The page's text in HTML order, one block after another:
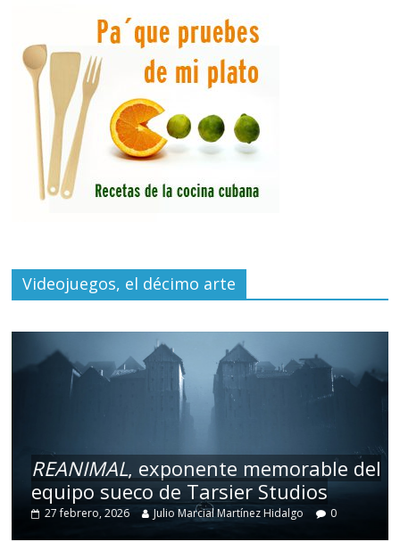
Videojuegos, el décimo arte
REANIMAL, exponente memorable del
equipo sueco de Tarsier Studios
27 febrero, 2026 Julio Marcial Martínez Hidalgo 0